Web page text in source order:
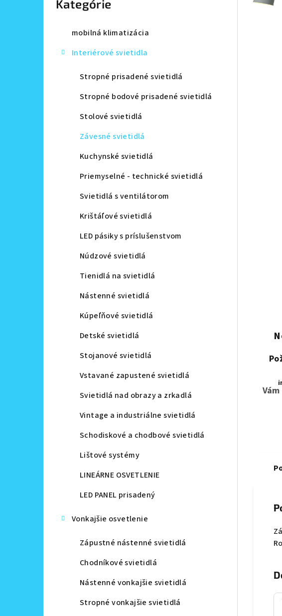
Kategórie
mobilná klimatizácia
Interiérové svietidla
Stropné prisadené svietidlá
Stropné bodové prisadené svietidlá
Stolové svietidlá
Závesné svietidlá
Kuchynské svietidlá
Priemyselné - technické svietidlá
Svietidlá s ventilátorom
Krištáľové svietidlá
LED pásiky s príslušenstvom
Núdzové svietidlá
Tienidlá na svietidlá
Nástenné svietidlá
Kúpeľňové svietidlá
Detské svietidlá
Stojanové svietidlá
Vstavané zapustené svietidlá
Svietidlá nad obrazy a zrkadlá
Vintage a industriálne svietidlá
Schodiskové a chodbové svietidlá
Lištové systémy
LINEÁRNE OSVETLENIE
LED PANEL prisadený
Vonkajšie osvetlenie
Zápustné nástenné svietidlá
Chodníkové svietidlá
Nástenné vonkajšie svietidlá
Stropné vonkajšie svietidlá